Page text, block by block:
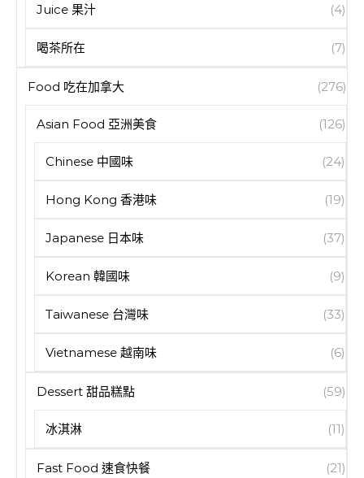
Juice 果汁 (4)
喝茶所在 (7)
Food 吃在加拿大 (276)
Asian Food 亞洲美食 (126)
Chinese 中國味 (24)
Hong Kong 香港味 (19)
Japanese 日本味 (37)
Korean 韓國味 (9)
Taiwanese 台灣味 (33)
Vietnamese 越南味 (6)
Dessert 甜品糕點 (59)
冰淇淋 (11)
Fast Food 速食快餐 (21)